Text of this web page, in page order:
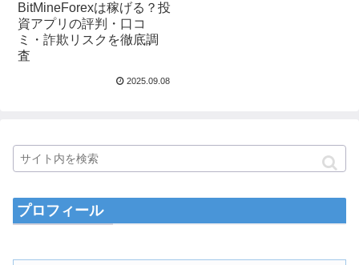
BitMineForexは稼げる？投
資アプリの評判・口コ
ミ・詐欺リスクを徹底調
査
2025.09.08
プロフィール